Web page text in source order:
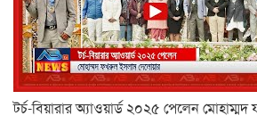
টর্চ-বিয়ারার অ্যাওয়ার্ড ২০২৫ পেলেন